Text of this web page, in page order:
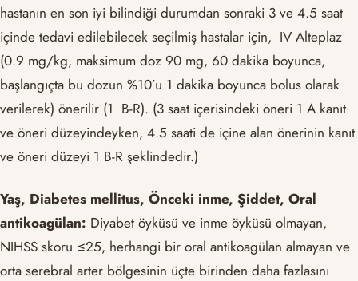
hastanın en son iyi bilindiği durumdan sonraki 3 ve 4.5 saat
içinde tedavi edilebilecek seçilmiş hastalar için, IV Alteplaz
(0.9 mg/kg, maksimum doz 90 mg, 60 dakika boyunca,
başlangıçta bu dozun %10’u 1 dakika boyunca bolus olarak
verilerek) önerilir (1 B-R). (3 saat içerisindeki öneri 1 A kanıt
ve öneri düzeyindeyken, 4.5 saati de içine alan önerinin kanıt
ve öneri düzeyi 1 B-R şeklindedir.)
Yaş, Diabetes mellitus, Önceki inme, Şiddet, Oral
antikoagülan: Diyabet öyküsü ve inme öyküsü olmayan,
NIHSS skoru ≤25, herhangi bir oral antikoagülan almayan ve
orta serebral arter bölgesinin üçte birinden daha fazlasını